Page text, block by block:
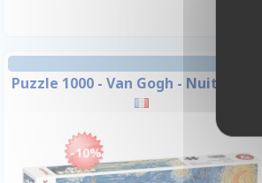
Puzzle 1000 - Van Gogh - Nuit Étoilée
-10%